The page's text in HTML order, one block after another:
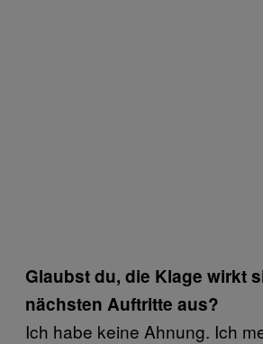
Glaubst du, die Klage wirkt
nächsten Auftritte aus?
Ich habe keine Ahnung. Ich